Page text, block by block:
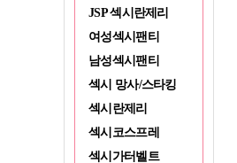
JSP 섹시란제리
여성섹시팬티
남성섹시팬티
섹시 망사/스타킹
섹시란제리
섹시코스프레
섹시가터벨트